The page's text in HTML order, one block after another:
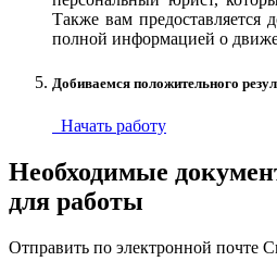
Также вам предоставляется
полной информацией о
Добиваемся положительного
Начать работу
Необходимые
для работы
Отправить по электронной почте